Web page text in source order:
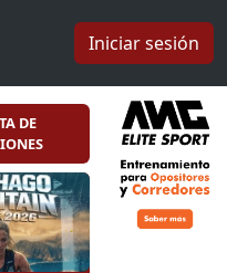
Iniciar sesión
DE